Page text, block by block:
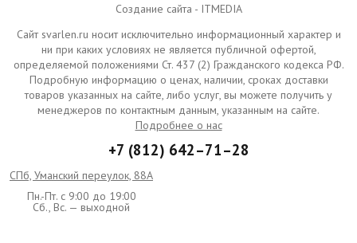
Создание сайта - ITMEDIA
Сайт svarlen.ru носит исключительно информационный характер и
ни при каких условиях не является публичной офертой,
определяемой положениями Ст. 437 (2) Гражданского кодекса РФ.
Подробную информацию о ценах, наличии, сроках доставки
товаров указанных на сайте, либо услуг, вы можете получить у
менеджеров по контактным данным, указанным на сайте.
Подробнее о нас
+7 (812) 642–71–28
СПб, Уманский переулок, 88А
Пн.-Пт. с 9:00 до 19:00
Сб., Вс. — выходной